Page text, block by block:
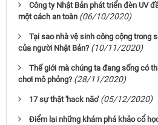
Công ty Nhật Bản phát triển đèn UV
một cách an toàn (06/10/2020)
Tại sao nhà vệ sinh công cộng trong
của người Nhật Bản? (10/11/2020)
Thế giới mà chúng ta đang sống có
chơi mô phỏng? (28/11/2020)
17 sự thật 'hack não' (05/12/2020)
Điểm lại những khám phá khảo cổ